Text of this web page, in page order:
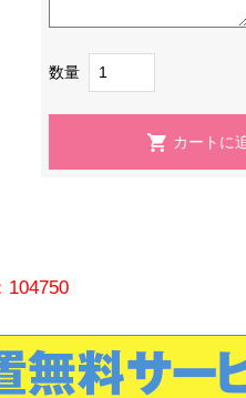
数量
104750